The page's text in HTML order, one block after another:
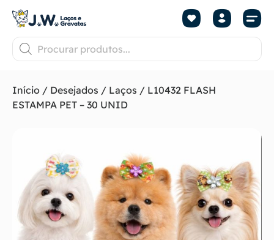
Início / Desejados / Laços / L10432 FLASH
ESTAMPA PET – 30 UNID